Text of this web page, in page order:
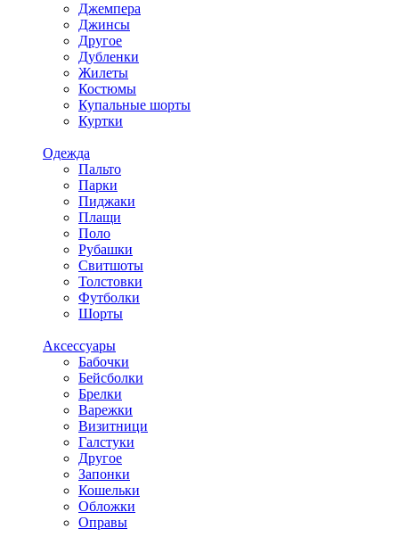
Джемпера
Джинсы
Другое
Дубленки
Жилеты
Костюмы
Купальные шорты
Куртки
Одежда
Пальто
Парки
Пиджаки
Плащи
Поло
Рубашки
Свитшоты
Толстовки
Футболки
Шорты
Аксессуары
Бабочки
Бейсболки
Брелки
Варежки
Визитници
Галстуки
Другое
Запонки
Кошельки
Обложки
Оправы